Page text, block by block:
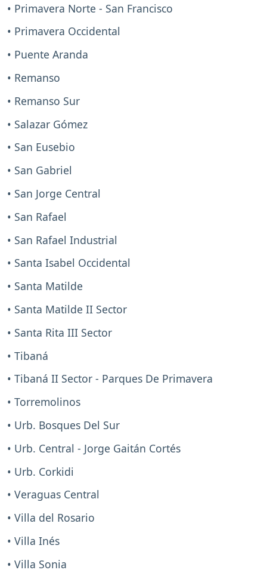
• Primavera Norte - San Francisco
• Primavera Occidental
• Puente Aranda
• Remanso
• Remanso Sur
• Salazar Gómez
• San Eusebio
• San Gabriel
• San Jorge Central
• San Rafael
• San Rafael Industrial
• Santa Isabel Occidental
• Santa Matilde
• Santa Matilde II Sector
• Santa Rita III Sector
• Tibaná
• Tibaná II Sector - Parques De Primavera
• Torremolinos
• Urb. Bosques Del Sur
• Urb. Central - Jorge Gaitán Cortés
• Urb. Corkidi
• Veraguas Central
• Villa del Rosario
• Villa Inés
• Villa Sonia